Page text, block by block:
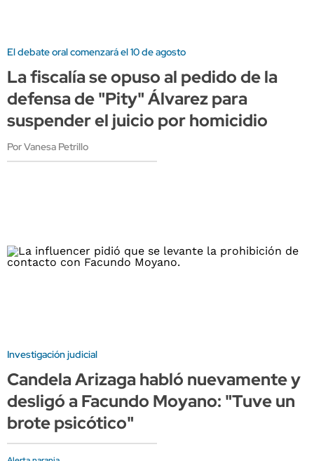
El debate oral comenzará el 10 de agosto
La fiscalía se opuso al pedido de la
defensa de "Pity" Álvarez para
suspender el juicio por homicidio
Por Vanesa Petrillo
Investigación judicial
Candela Arizaga habló nuevamente y
desligó a Facundo Moyano: "Tuve un
brote psicótico"